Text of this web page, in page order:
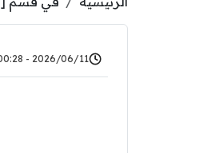
2026/06/11 - 00:28